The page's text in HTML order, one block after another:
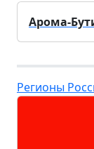
Арома-
Регионы